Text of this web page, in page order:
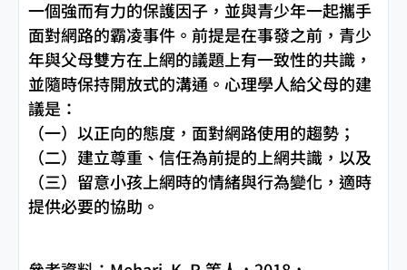
一個強而有力的保護因子，並與青少年一起攜手
面對網路的霸凌事件。前提是在事發之前，青少
年與父母雙方在上網的議題上有一致性的共識，
並隨時保持開放式的溝通。心理學人給父母的建
議是：
（一）以正向的態度，面對網路使用的趨勢；
（二）建立尊重、信任為前提的上網共識，以及
（三）留意小孩上網時的情緒與行為變化，適時
提供必要的協助。